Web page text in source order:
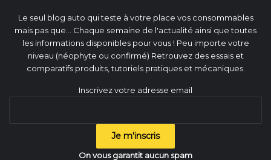
Le seul blog auto qui teste à votre place vos consommables
mais pas que... Chaque semaine de l'actualité ainsi que toutes
les informations disponibles pour vous ! Peu importe votre
niveau (néophyte ou confirmé) Retrouvez des essais et
comparatifs produits, tutoriels pratiques et mécaniques.
Inscrivez votre adresse email
On vous garantit aucun spam